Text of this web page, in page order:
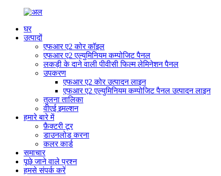
घर
उत्पादों
एफआर ए2 कोर कॉइल
एफआर ए2 एल्युमिनियम कम्पोजिट पैनल
लकड़ी के दाने वाली पीवीसी फिल्म लेमिनेशन पैनल
उपकरण
एफआर ए2 कोर उत्पादन लाइन
एफआर ए2 एल्युमिनियम कम्पोजिट पैनल उत्पादन लाइन
तुलना तालिका
वीएई इमल्शन
हमारे बारे में
फ़ैक्टरी टूर
डाउनलोड करना
कलर कार्ड
समाचार
पूछे जाने वाले प्रश्न
हमसे संपर्क करें